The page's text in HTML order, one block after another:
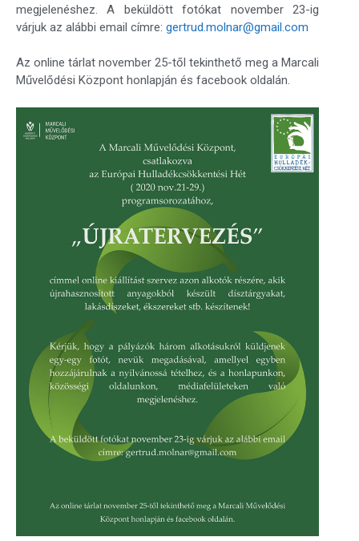
megjelenéshez. A beküldött fotókat november 23-ig
várjuk az alábbi email címre: gertrud.molnar@gmail.com
Az online tárlat november 25-től tekinthető meg a Marcali
Művelődési Központ honlapján és facebook oldalán.